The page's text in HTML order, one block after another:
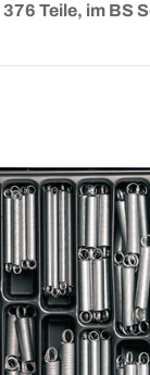
Teile, im BS